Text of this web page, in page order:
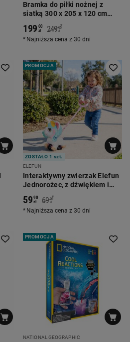
Bramka do piłki nożnej z
siatką 300 x 205 x 120 cm
199 00
zł 249 00
zł
*
Najniższa cena z 30 dni
PROMOCJA
ZOSTAŁO 1 szt.
ELEFUN
Interaktywny zwierzak Elefun
Jednorożec, z dźwiękiem i
rączką do prowadzenia
5990
zł 69 00
zł
*
Najniższa cena z 30 dni
PROMOCJA
NATIONAL GEOGRAPHIC